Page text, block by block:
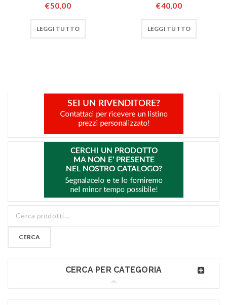
€50,00
LEGGI TUTTO
€40,00
LEGGI TUTTO
CERCA
CERCA PER CATEGORIA